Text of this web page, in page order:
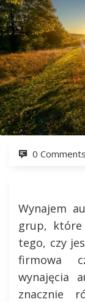
0 Comments
Wynajem
grup, które
tego, czy
firmowa
wynajęcia
znacznie